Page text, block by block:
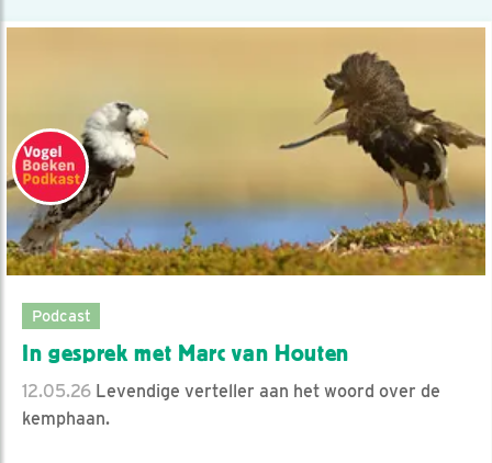
Podcast
In gesprek met Marc van Houten
12.05.26 Levendige verteller aan het woord over de
kemphaan.